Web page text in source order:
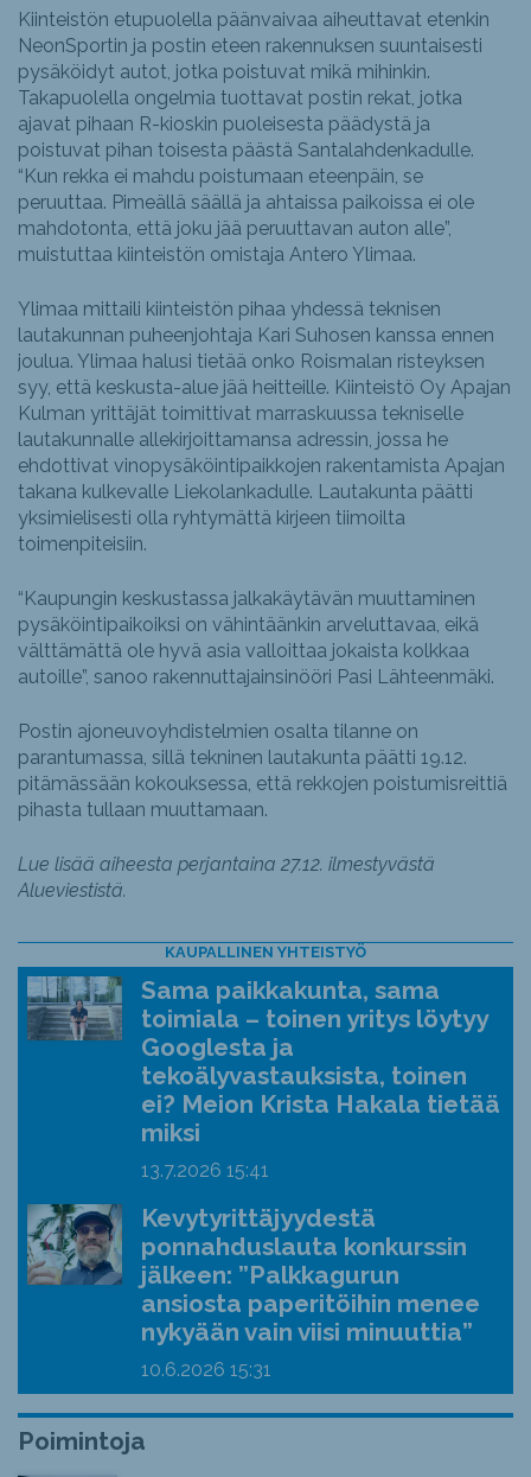
Kiinteistön etupuolella päänvaivaa aiheuttavat etenkin
NeonSportin ja postin eteen rakennuksen suuntaisesti
pysäköidyt autot, jotka poistuvat mikä mihinkin.
Takapuolella ongelmia tuottavat postin rekat, jotka
ajavat pihaan R-kioskin puoleisesta päädystä ja
poistuvat pihan toisesta päästä Santalahdenkadulle.
“Kun rekka ei mahdu poistumaan eteenpäin, se
peruuttaa. Pimeällä säällä ja ahtaissa paikoissa ei ole
mahdotonta, että joku jää peruuttavan auton alle”,
muistuttaa kiinteistön omistaja Antero Ylimaa.
Ylimaa mittaili kiinteistön pihaa yhdessä teknisen
lautakunnan puheenjohtaja Kari Suhosen kanssa ennen
joulua. Ylimaa halusi tietää onko Roismalan risteyksen
syy, että keskusta-alue jää heitteille. Kiinteistö Oy Apajan
Kulman yrittäjät toimittivat marraskuussa tekniselle
lautakunnalle allekirjoittamansa adressin, jossa he
ehdottivat vinopysäköintipaikkojen rakentamista Apajan
takana kulkevalle Liekolankadulle. Lautakunta päätti
yksimielisesti olla ryhtymättä kirjeen tiimoilta
toimenpiteisiin.
“Kaupungin keskustassa jalkakäytävän muuttaminen
pysäköintipaikoiksi on vähintäänkin arveluttavaa, eikä
välttämättä ole hyvä asia valloittaa jokaista kolkkaa
autoille”, sanoo rakennuttajainsinööri Pasi Lähteenmäki.
Postin ajoneuvoyhdistelmien osalta tilanne on
parantumassa, sillä tekninen lautakunta päätti 19.12.
pitämässään kokouksessa, että rekkojen poistumisreittiä
pihasta tullaan muuttamaan.
Lue lisää aiheesta perjantaina 27.12. ilmestyvästä
Alueviestistä.
KAUPALLINEN YHTEISTYÖ
Sama paikkakunta, sama
toimiala – toinen yritys löytyy
Googlesta ja
tekoälyvastauksista, toinen
ei? Meion Krista Hakala tietää
miksi
13.7.2026 15:41
Kevytyrittäjyydestä
ponnahduslauta konkurssin
jälkeen: ”Palkkagurun
ansiosta paperitöihin menee
nykyään vain viisi minuuttia”
10.6.2026 15:31
Poimintoja